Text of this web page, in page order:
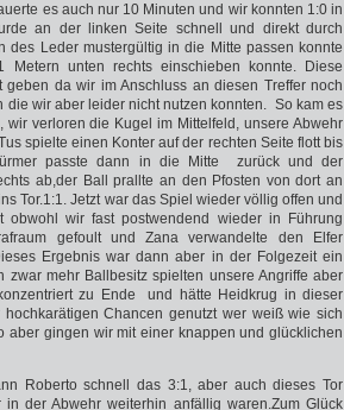
es auch nur 10 Minuten und wir konnten 1:0 in
an der linken Seite schnell und direkt durch
des Leder mustergültig in die Mitte passen konnte
unten rechts einschieben konnte. Diese
geben da wir im Anschluss an diesen Treffer noch
die wir aber leider nicht nutzen konnten. So kam es
wir verloren die Kugel im Mittelfeld, unsere Abwehr
spielte einen Konter auf der rechten Seite flott bis
passte dann in die Mitte zurück und der
ab,der Ball prallte an den Pfosten von dort an
Tor.1:1. Jetzt war das Spiel wieder völlig offen und
obwohl wir fast postwendend wieder in Führung
gefoult und Zana verwandelte den Elfer
Ergebnis war dann aber in der Folgezeit ein
zwar mehr Ballbesitz spielten unsere Angriffe aber
zu Ende und hätte Heidkrug in dieser
Chancen genutzt wer weiß wie sich
aber gingen wir mit einer knappen und glücklichen
Roberto schnell das 3:1, aber auch dieses Tor
der Abwehr weiterhin anfällig waren.Zum Glück